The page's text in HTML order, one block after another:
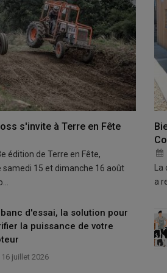
s'invite à Terre en Fête
édition de Terre en Fête,
samedi 15 et dimanche 16 août
a
banc d'essai, la solution pour
la puissance de votre
16 juillet 2026